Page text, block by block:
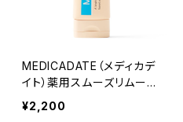
MEDICADATE（メディカデ
イト）薬用スムーズリムーバ
ー
¥2,200